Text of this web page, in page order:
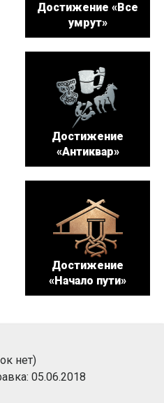
Достижение «Все
умрут»
Достижение
«Антиквар»
Достижение
«Начало пути»
нет)
05.06.2018